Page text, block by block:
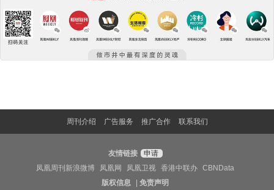
周刊介绍 广告服务 推广合作 联系我们
友情链接
申请
凤凰周刊新浪微博
凤凰网 凤凰卫视 香港中联办
CBNData
版权信息
|免责声明